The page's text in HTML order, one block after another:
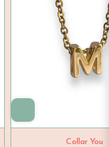
Collar You